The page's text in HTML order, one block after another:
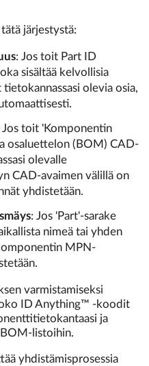
järjestystä:
: Jos toit Part ID
sisältää kelvollisia
olevia osia,
Jos toit 'Komponentin
osaluettelon (BOM) CAD-
olevalle
CAD-avaimen välillä on
yhdistetään.
: Jos 'Part'-sarake
nimeä tai yhden
MPN-
varmistamiseksi
ID Anything™ -koodit
ja
listoihin.
yhdistämisprosessia